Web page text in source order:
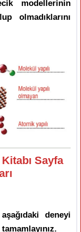
modellerinin
olmadıklarını
Sayfa
deneyi